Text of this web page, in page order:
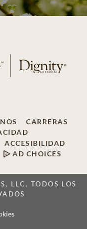
CARRERAS
ACCESIBILIDAD
AD CHOICES
LLC, TODOS LOS